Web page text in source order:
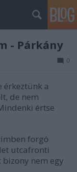
- Párkány
0
érkeztünk a
de nem
értse
forgó
utcafronti
nem egy